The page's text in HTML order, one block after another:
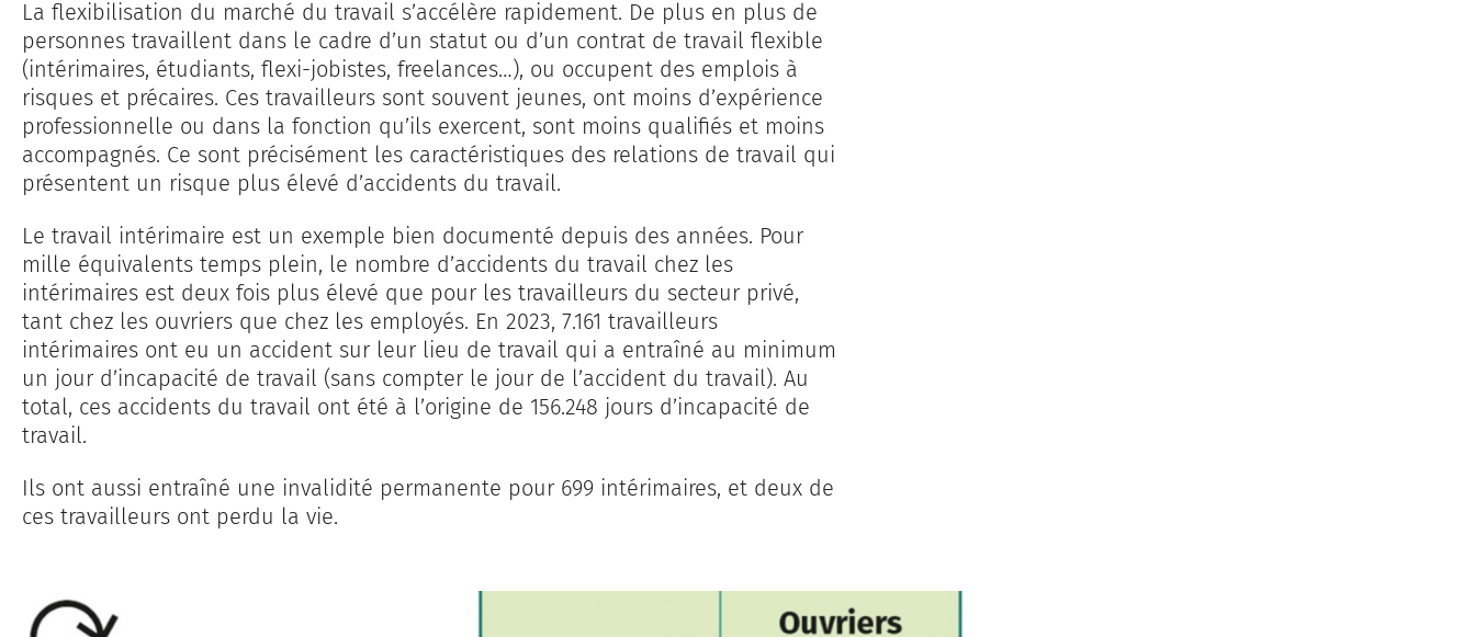
La flexibilisation du marché du travail s’accélère rapidement. De plus en plus de
personnes travaillent dans le cadre d’un statut ou d’un contrat de travail flexible
(intérimaires, étudiants, flexi-jobistes, freelances…), ou occupent des emplois à
risques et précaires. Ces travailleurs sont souvent jeunes, ont moins d’expérience
professionnelle ou dans la fonction qu’ils exercent, sont moins qualifiés et moins
accompagnés. Ce sont précisément les caractéristiques des relations de travail qui
présentent un risque plus élevé d’accidents du travail.
Le travail intérimaire est un exemple bien documenté depuis des années. Pour
mille équivalents temps plein, le nombre d’accidents du travail chez les
intérimaires est deux fois plus élevé que pour les travailleurs du secteur privé,
tant chez les ouvriers que chez les employés. En 2023, 7.161 travailleurs
intérimaires ont eu un accident sur leur lieu de travail qui a entraîné au minimum
un jour d’incapacité de travail (sans compter le jour de l’accident du travail). Au
total, ces accidents du travail ont été à l’origine de 156.248 jours d’incapacité de
travail.
Ils ont aussi entraîné une invalidité permanente pour 699 intérimaires, et deux de
ces travailleurs ont perdu la vie.